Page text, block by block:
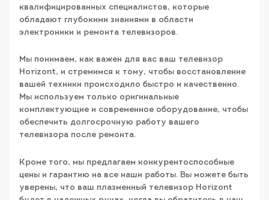
квалифицированных специалистов, которые
обладают глубокими знаниями в области
электроники и ремонта телевизоров.
Мы понимаем, как важен для вас ваш телевизор
Horizont, и стремимся к тому, чтобы восстановление
вашей техники происходило быстро и качественно.
Мы используем только оригинальные
комплектующие и современное оборудование, чтобы
обеспечить долгосрочную работу вашего
телевизора после ремонта.
Кроме того, мы предлагаем конкурентоспособные
цены и гарантию на все наши работы. Вы можете быть
уверены, что ваш плазменный телевизор Horizont